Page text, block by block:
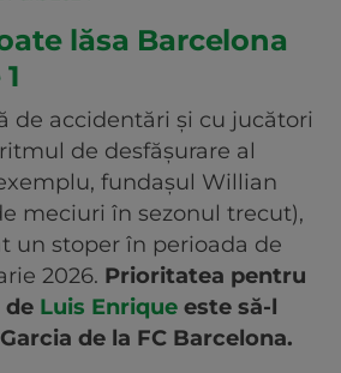
lăsa Barcelona
de accidentări și cu jucători
de desfășurare al
fundașul Willian
meciuri în sezonul trecut),
un stoper în perioada de
2026. Prioritatea pentru
de Luis Enrique este să-l
de la FC Barcelona.